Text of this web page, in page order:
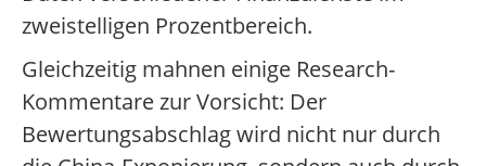
zweistelligen Prozentbereich.
Gleichzeitig mahnen einige Research-
Kommentare zur Vorsicht: Der
Bewertungsabschlag wird nicht nur durch